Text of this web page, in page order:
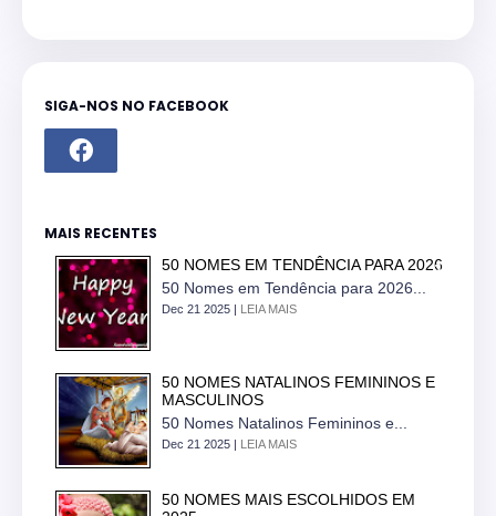
SIGA-NOS NO FACEBOOK
MAIS RECENTES
50 NOMES EM TENDÊNCIA PARA 2026
50 Nomes em Tendência para 2026...
Dec 21 2025 | LEIA MAIS
50 NOMES NATALINOS FEMININOS E
MASCULINOS
50 Nomes Natalinos Femininos e...
Dec 21 2025 | LEIA MAIS
50 NOMES MAIS ESCOLHIDOS EM